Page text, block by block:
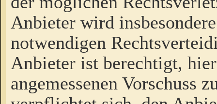
Anbieter wird
notwendigen
Anbieter ist berechtigt,
angemessenen Vorschuss